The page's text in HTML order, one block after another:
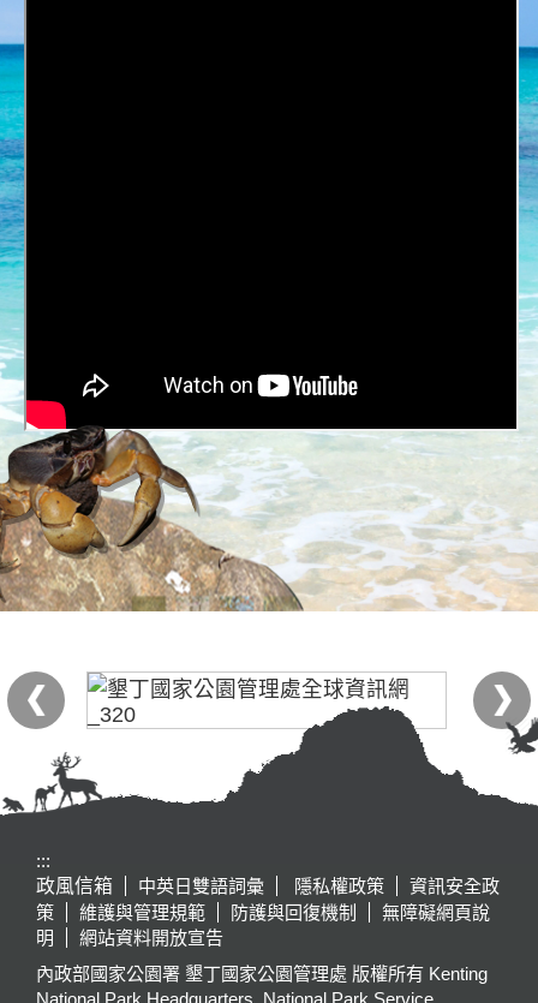
:::
政風信箱
中英日雙語詞彙 隱私權政策
資訊安全政
策
維護與管理規範 防護與回復機制
無障礙網頁說
明
網站資料開放宣告
內政部國家公園署 墾丁國家公園管理處 版權所有 Kenting
National Park Headquarters, National Park Service,